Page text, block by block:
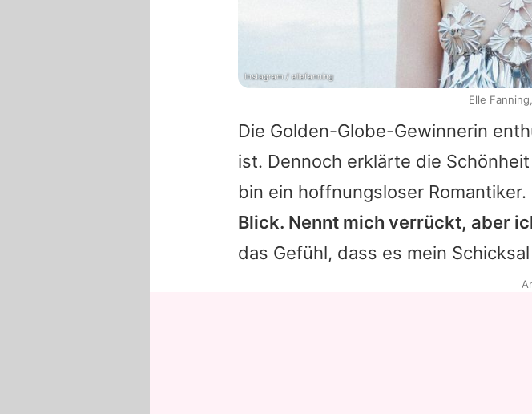
Die Golden-Globe-Gewinnerin
ist. Dennoch erklärte die
bin ein hoffnungsloser Romantiker.
Blick. Nennt mich verrückt, aber
das Gefühl, dass es mein
Instagram / ellefanning
Elle